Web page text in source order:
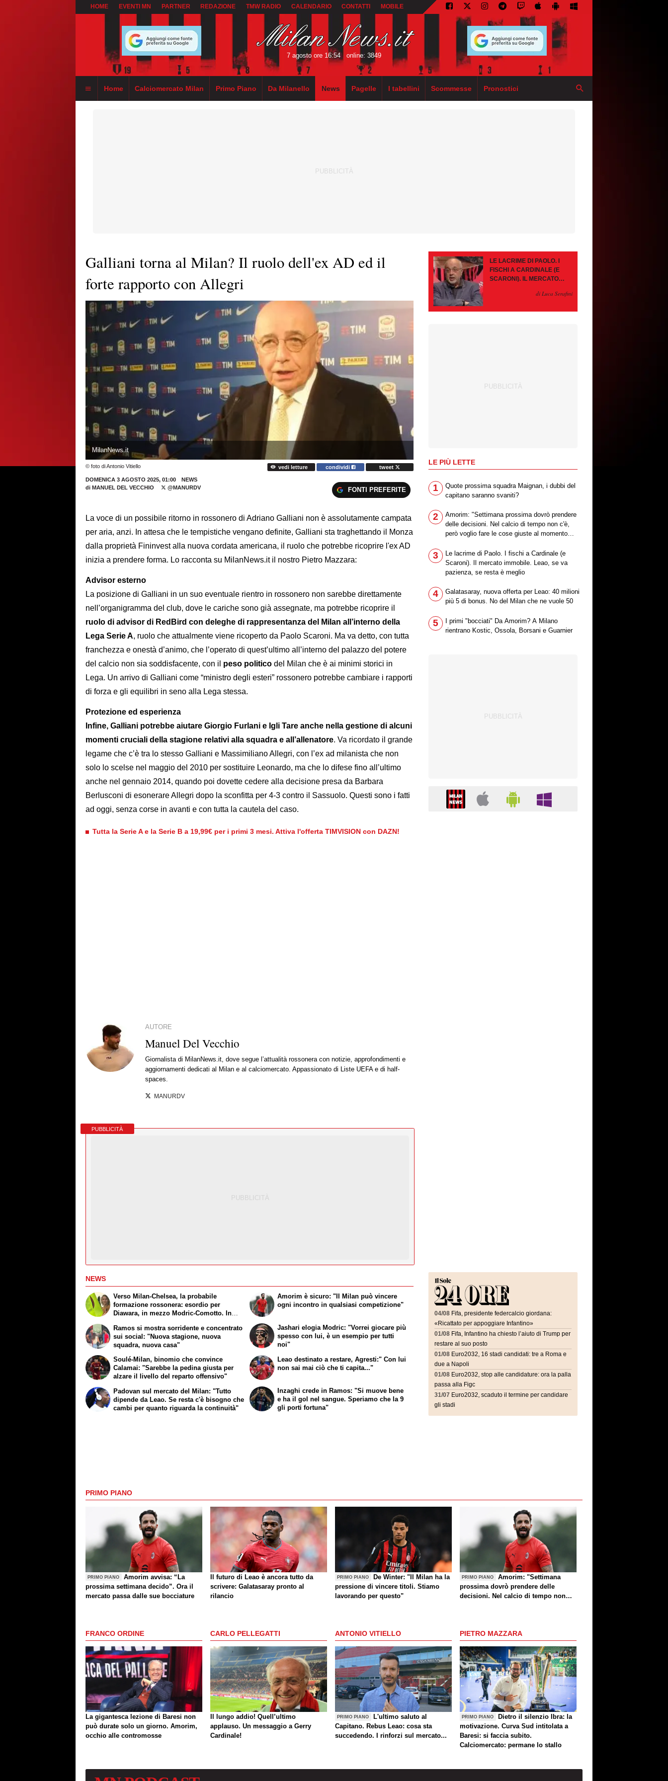
HOME EVENTI MN PARTNER REDAZIONE TMW RADIO CALENDARIO CONTATTI MOBILE
7 agosto ore 16:54 online: 3849
Home Calciomercato Milan Primo Piano Da Milanello News Pagelle I tabellini Scommesse Pronostici
Galliani torna al Milan? Il ruolo dell'ex AD ed il
forte rapporto con Allegri
MilanNews.it
© foto di Antonio Vitiello vedi letture condividi tweet
DOMENICA 3 AGOSTO 2025, 01:00
NEWS
di MANUEL DEL VECCHIO @MANURDV FONTI PREFERITE
La voce di un possibile ritorno in rossonero di Adriano Galliani non è assolutamente campata
per aria, anzi. In attesa che le tempistiche vengano definite, Galliani sta traghettando il Monza
dalla proprietà Fininvest alla nuova cordata americana, il ruolo che potrebbe ricoprire l'ex AD
inizia a prendere forma. Lo racconta su MilanNews.it il nostro Pietro Mazzara:
Advisor esterno
La posizione di Galliani in un suo eventuale rientro in rossonero non sarebbe direttamente
nell’organigramma del club, dove le cariche sono già assegnate, ma potrebbe ricoprire il
ruolo di advisor di RedBird con deleghe di rappresentanza del Milan all’interno della
Lega Serie A, ruolo che attualmente viene ricoperto da Paolo Scaroni. Ma va detto, con tutta
franchezza e onestà d’animo, che l’operato di quest’ultimo all’interno del palazzo del potere
del calcio non sia soddisfacente, con il peso politico del Milan che è ai minimi storici in
Lega. Un arrivo di Galliani come “ministro degli esteri” rossonero potrebbe cambiare i rapporti
di forza e gli equilibri in seno alla Lega stessa.
Protezione ed esperienza
Infine, Galliani potrebbe aiutare Giorgio Furlani e Igli Tare anche nella gestione di alcuni
momenti cruciali della stagione relativi alla squadra e all’allenatore. Va ricordato il grande
legame che c’è tra lo stesso Galliani e Massimiliano Allegri, con l’ex ad milanista che non
solo lo scelse nel maggio del 2010 per sostituire Leonardo, ma che lo difese fino all’ultimo
anche nel gennaio 2014, quando poi dovette cedere alla decisione presa da Barbara
Berlusconi di esonerare Allegri dopo la sconfitta per 4-3 contro il Sassuolo. Questi sono i fatti
ad oggi, senza corse in avanti e con tutta la cautela del caso.
Tutta la Serie A e la Serie B a 19,99€ per i primi 3 mesi. Attiva l'offerta TIMVISION con DAZN!
AUTORE
Manuel Del Vecchio
Giornalista di MilanNews.it, dove segue l’attualità rossonera con notizie, approfondimenti e
aggiornamenti dedicati al Milan e al calciomercato. Appassionato di Liste UEFA e di half-
spaces.
MANURDV
PUBBLICITÀ
NEWS
Verso Milan-Chelsea, la probabile
formazione rossonera: esordio per
Diawara, in mezzo Modric-Comotto. In
Ramos si mostra sorridente e concentrato
sui social: "Nuova stagione, nuova
squadra, nuova casa"
Amorim è sicuro: "Il Milan può vincere
ogni incontro in qualsiasi competizione"
Jashari elogia Modric: "Vorrei giocare più
spesso con lui, è un esempio per tutti
noi"
Soulé-Milan, binomio che convince
Calamai: "Sarebbe la pedina giusta per
alzare il livello del reparto offensivo"
Padovan sul mercato del Milan: "Tutto
dipende da Leao. Se resta c'è bisogno che
cambi per quanto riguarda la continuità"
Leao destinato a restare, Agresti:" Con lui
non sai mai ciò che ti capita..."
Inzaghi crede in Ramos: "Si muove bene
e ha il gol nel sangue. Speriamo che la 9
gli porti fortuna"
LE LACRIME DI PAOLO. I
FISCHI A CARDINALE (E
SCARONI). IL MERCATO
PAZIENZA, SE RESTA È
di Luca Serafini
LE PIÙ LETTE
1
Quote prossima squadra Maignan, i dubbi del
capitano saranno svaniti?
2
Amorim: "Settimana prossima dovrò prendere
delle decisioni. Nel calcio di tempo non c'è,
però voglio fare le cose giuste al momento
3
Le lacrime di Paolo. I fischi a Cardinale (e
Scaroni). Il mercato immobile. Leao, se va
pazienza, se resta è meglio
4
Galatasaray, nuova offerta per Leao: 40 milioni
più 5 di bonus. No del Milan che ne vuole 50
5
I primi "bocciati" Da Amorim? A Milano
rientrano Kostic, Ossola, Borsani e Guarnier
04/08 Fifa, presidente federcalcio giordana:
«Ricattato per appoggiare Infantino»
01/08 Fifa, Infantino ha chiesto l’aiuto di Trump per
restare al suo posto
01/08 Euro2032, 16 stadi candidati: tre a Roma e
due a Napoli
01/08 Euro2032, stop alle candidature: ora la palla
passa alla Figc
31/07 Euro2032, scaduto il termine per candidare
gli stadi
PRIMO PIANO
PRIMO PIANO
Amorim avvisa: “La
prossima settimana decido”. Ora il
mercato passa dalle sue bocciature
Il futuro di Leao è ancora tutto da
scrivere: Galatasaray pronto al
rilancio
PRIMO PIANO
De Winter: "Il Milan ha la
pressione di vincere titoli. Stiamo
lavorando per questo"
PRIMO PIANO
Amorim: "Settimana
prossima dovrò prendere delle
decisioni. Nel calcio di tempo non
FRANCO ORDINE
La gigantesca lezione di Baresi non
può durate solo un giorno. Amorim,
occhio alle contromosse
CARLO PELLEGATTI
Il lungo addio! Quell’ultimo
applauso. Un messaggio a Gerry
Cardinale!
ANTONIO VITIELLO
PRIMO PIANO
L'ultimo saluto al
Capitano. Rebus Leao: cosa sta
succedendo. I rinforzi sul mercato...
PIETRO MAZZARA
PRIMO PIANO
Dietro il silenzio Ibra: la
motivazione. Curva Sud intitolata a
Baresi: si faccia subito.
Calciomercato: permane lo stallo